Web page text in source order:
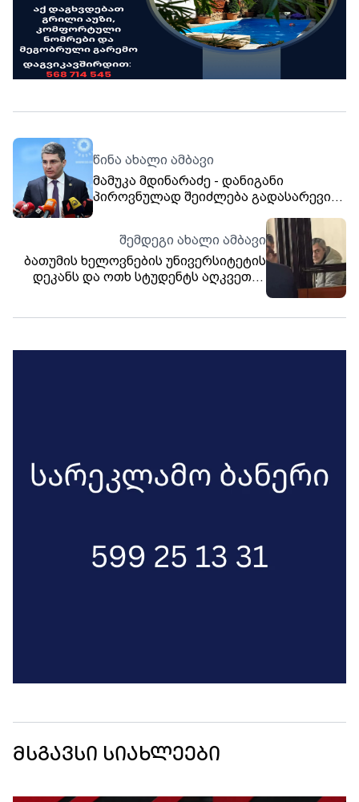
წინა ახალი ამბავი
მამუკა მდინარაძე - დანიგანი
პიროვნულად შეიძლება გადასარევი
ადმინისტრაციიდან დაავალებენ, იმ
განცხადებებს აკეთებს - ასევეა
ჰერჩინსკიც, დირექტივის შესაბამისად
მოქმედებს, ამიტომ, ნუ
დავაბულინგებინებთ ამ კაცს
შემდეგი ახალი ამბავი
ბათუმის ხელოვნების უნივერსიტეტის
დეკანს და ოთხ სტუდენტს აღკვეთის
მსგავსი სიახლეები